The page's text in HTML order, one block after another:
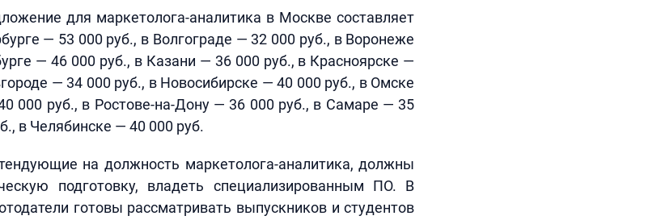
для маркетолога-аналитика в Москве составляет
— 53 000 руб., в Волгограде — 32 000 руб., в Воронеже
— 46 000 руб., в Казани — 36 000 руб., в Красноярске —
— 34 000 руб., в Новосибирске — 40 000 руб., в Омске
000 руб., в Ростове-на-Дону — 36 000 руб., в Самаре — 35
в Челябинске — 40 000 руб.
на должность маркетолога-аналитика, должны
подготовку, владеть специализированным ПО. В
готовы рассматривать выпускников и студентов